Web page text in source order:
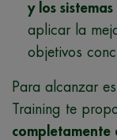
y los sistemas
aplicar la
objetivos
Para alcanzar
Training te
completamente